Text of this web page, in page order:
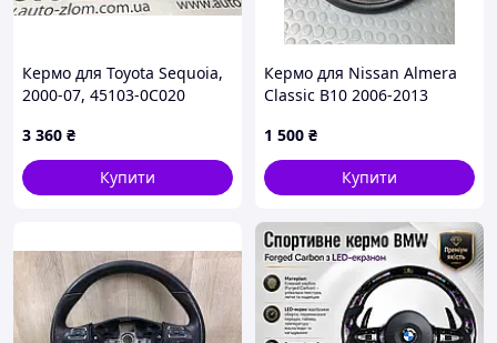
Кермо для Toyota Sequoia,
2000-07, 45103-0C020
3 360 ₴
Купити
Кермо для Nissan Almera
Classic B10 2006-2013
1 500 ₴
Купити